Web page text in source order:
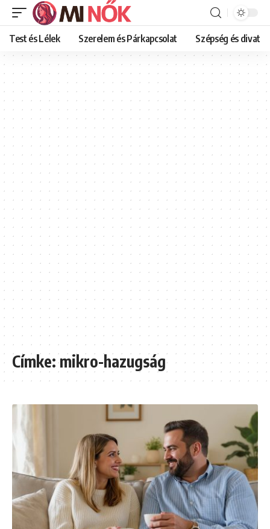
Test és Lélek Szerelem és Párkapcsolat Szépség és divat
Címke:mikro-hazugság